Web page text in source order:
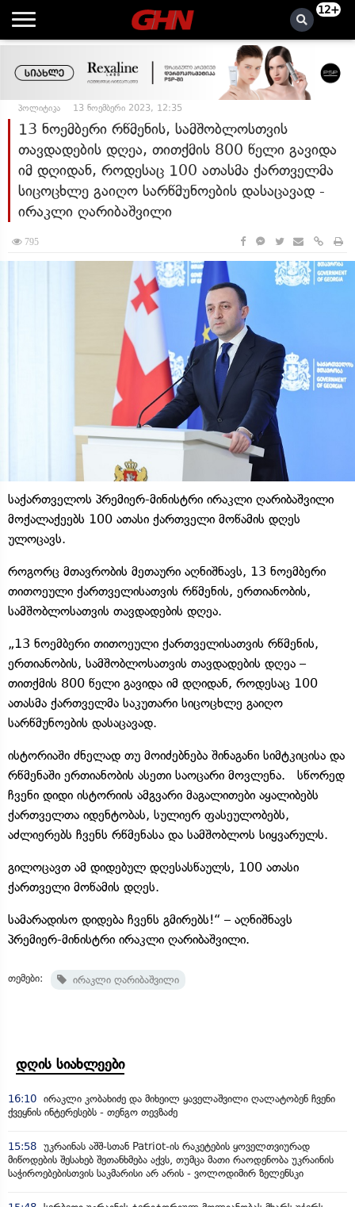
12+
პოლიტიკა 13 ნოემბერი 2023, 12:35
13 ნოემბერი რწმენის, სამშობლოსთვის
თავდადების დღეა, თითქმის 800 წელი გავიდა
იმ დღიდან, როდესაც 100 ათასმა ქართველმა
სიცოცხლე გაიღო სარწმუნოების დასაცავად -
ირაკლი ღარიბაშვილი
795
საქართველოს პრემიერ-მინისტრი ირაკლი ღარიბაშვილი
მოქალაქეებს 100 ათასი ქართველი მოწამის დღეს
ულოცავს.
როგორც მთავრობის მეთაური აღნიშნავს, 13 ნოემბერი
თითოეული ქართველისათვის რწმენის, ერთიანობის,
სამშობლოსათვის თავდადების დღეა.
„13 ნოემბერი თითოეული ქართველისათვის რწმენის,
ერთიანობის, სამშობლოსათვის თავდადების დღეა –
თითქმის 800 წელი გავიდა იმ დღიდან, როდესაც 100
ათასმა ქართველმა საკუთარი სიცოცხლე გაიღო
სარწმუნოების დასაცავად.
ისტორიაში ძნელად თუ მოიძებნება შინაგანი სიმტკიცისა და
რწმენაში ერთიანობის ასეთი საოცარი მოვლენა. სწორედ
ჩვენი დიდი ისტორიის ამგვარი მაგალითები აყალიბებს
ქართველთა იდენტობას, სულიერ ფასეულობებს,
აძლიერებს ჩვენს რწმენასა და სამშობლოს სიყვარულს.
გილოცავთ ამ დიდებულ დღესასწაულს, 100 ათასი
ქართველი მოწამის დღეს.
სამარადისო დიდება ჩვენს გმირებს!“ – აღნიშნავს
პრემიერ-მინისტრი ირაკლი ღარიბაშვილი.
თემები: ირაკლი ღარიბაშვილი
დღის სიახლეები
16:10 ირაკლი კობახიძე და მიხეილ ყაველაშვილი ღალატობენ ჩვენი
ქვეყნის ინტერესებს - თენგო თევზაძე
15:58 უკრაინას აშშ-სთან Patriot-ის რაკეტების ყოველთვიურად
მიწოდების შესახებ შეთანხმება აქვს, თუმცა მათი რაოდენობა უკრაინის
საჭიროებებისთვის საკმარისი არ არის - ვოლოდიმირ ზელენსკი